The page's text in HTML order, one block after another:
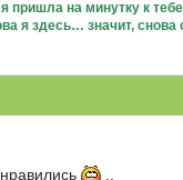
пришла на минутку к
я здесь… значит, снова